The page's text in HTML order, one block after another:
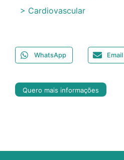
> Cardiovascular
WhatsApp Email
Quero mais informações